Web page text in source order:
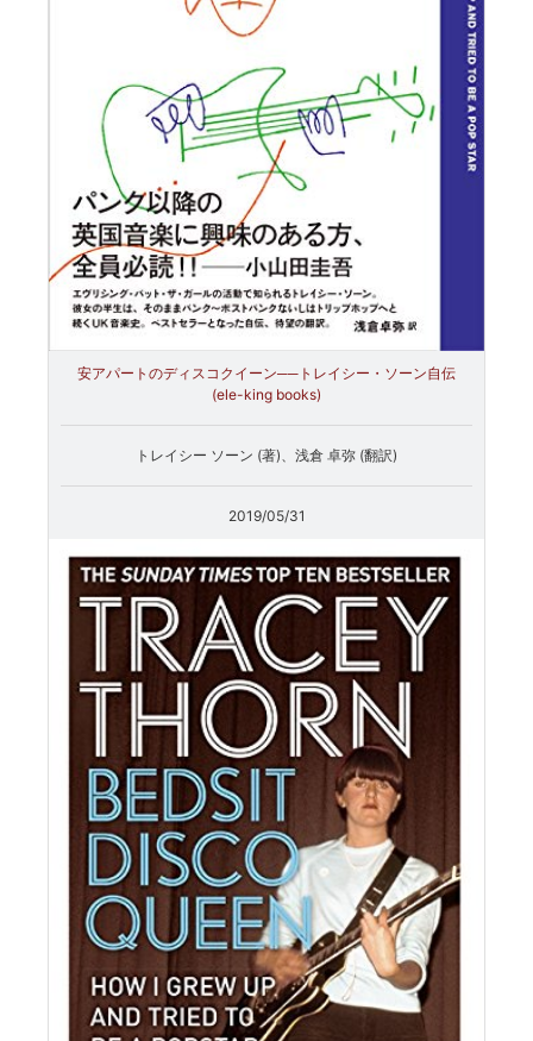
安アパートのディスコクイーン──トレイシー・ソーン自伝
(ele-king books)
トレイシー ソーン (著)、浅倉 卓弥 (翻訳)
2019/05/31